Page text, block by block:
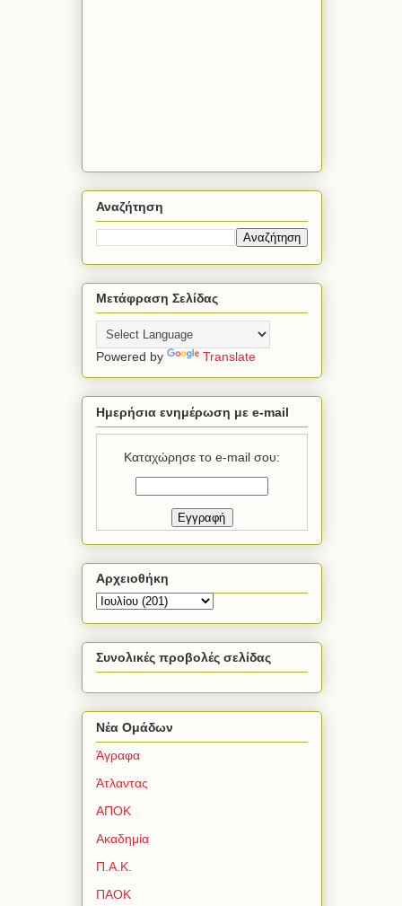
Αναζήτηση
Μετάφραση Σελίδας
Powered by Translate
Ημερήσια ενημέρωση με e-mail
Καταχώρησε το e-mail σου:
Αρχειοθήκη
Συνολικές προβολές σελίδας
Νέα Ομάδων
Άγραφα
Άτλαντας
ΑΠΟΚ
Ακαδημία
Π.Α.Κ.
ΠΑΟΚ